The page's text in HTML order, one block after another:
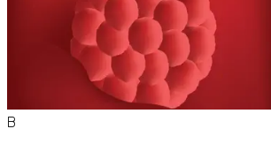
B